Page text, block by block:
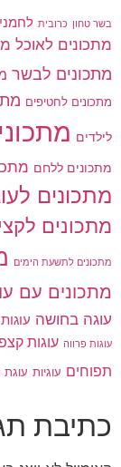
בשר טחון כרובית
מתכונים לאוכל
מתכונים לבשר
מתכונים לחטיפים
לילדים
מתכונים ללחם
מתכונים
מתכונים
מתכונים לתשעת הימים
מתכונים עם
עוגה בחושה עוגות
עוגות פרווה עוגות
תפוחים עוגיות עוגת
כתיבת